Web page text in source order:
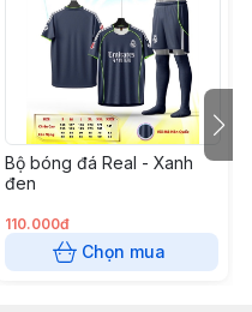
Bộ bóng đá Real - Xanh
đen
110.000đ
Chọn mua